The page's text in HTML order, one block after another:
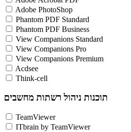
Adobe PhotoShop
Phantom PDF Standard
Phantom PDF Business
View Companions Standard
View Companions Pro
View Companions Premium
Acdsee
Think-cell
תוכנות ניהול רשתות מחשבים
TeamViewer
ITbrain by TeamViewer